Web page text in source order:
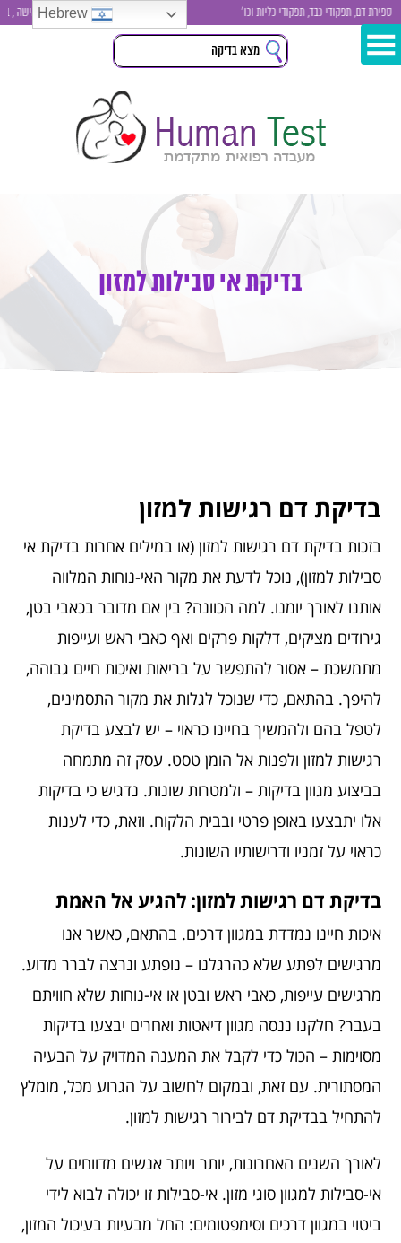
דם, תפקודי כבד, תפקודי כליות וכו' בדיקות סקר לגבר ולאישה , בדיקת
בדיקת אי סבילות למזון
בדיקת דם רגישות למזון
בזכות בדיקת דם רגישות למזון (או במילים אחרות בדיקת אי
סבילות למזון), נוכל לדעת את מקור האי-נוחות המלווה
אותנו לאורך יומנו. למה הכוונה? בין אם מדובר בכאבי בטן,
גירודים מציקים, דלקות פרקים ואף כאבי ראש ועייפות
מתמשכת – אסור להתפשר על בריאות ואיכות חיים גבוהה,
להיפך. בהתאם, כדי שנוכל לגלות את מקור התסמינים,
לטפל בהם ולהמשיך בחיינו כראוי – יש לבצע בדיקת
רגישות למזון ולפנות אל הומן טסט. עסק זה מתמחה
בביצוע מגוון בדיקות – ולמטרות שונות. נדגיש כי בדיקות
אלו יתבצעו באופן פרטי ובבית הלקוח. וזאת, כדי לענות
כראוי על זמניו ודרישותיו השונות.
בדיקת דם רגישות למזון: להגיע אל האמת
איכות חיינו נמדדת במגוון דרכים. בהתאם, כאשר אנו
מרגישים לפתע שלא כהרגלנו – נופתע ונרצה לברר מדוע.
מרגישים עייפות, כאבי ראש ובטן או אי-נוחות שלא חוויתם
בעבר? חלקנו ננסה מגוון דיאטות ואחרים יבצעו בדיקות
מסוימות – הכול כדי לקבל את המענה המדויק על הבעיה
המסתורית. עם זאת, ובמקום לחשוב על הגרוע מכל, מומלץ
להתחיל בבדיקת דם לבירור רגישות למזון.
לאורך השנים האחרונות, יותר ויותר אנשים מדווחים על
אי-סבילות למגוון סוגי מזון. אי-סבילות זו יכולה לבוא לידי
ביטוי במגוון דרכים וסימפטומים: החל מבעיות בעיכול המזון,
Hebrew